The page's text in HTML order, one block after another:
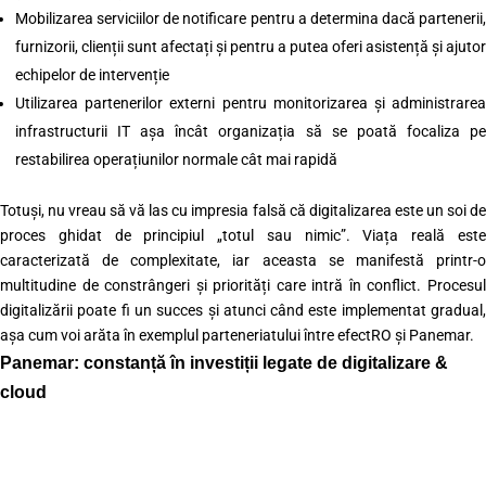
Mobilizarea serviciilor de notificare pentru a determina dacă partenerii,
furnizorii, clienții sunt afectați și pentru a putea oferi asistență și ajutor
echipelor de intervenție
Utilizarea partenerilor externi pentru monitorizarea și administrarea
infrastructurii IT așa încât organizația să se poată focaliza pe
restabilirea operațiunilor normale cât mai rapidă
Totuși, nu vreau să vă las cu impresia falsă că digitalizarea este un soi de
proces ghidat de principiul „totul sau nimic”. Viața reală este
caracterizată de complexitate, iar aceasta se manifestă printr-o
multitudine de constrângeri și priorități care intră în conflict. Procesul
digitalizării poate fi un succes și atunci când este implementat gradual,
așa cum voi arăta în exemplul parteneriatului între efectRO și Panemar.
Panemar: constanță în investiții legate de digitalizare &
cloud